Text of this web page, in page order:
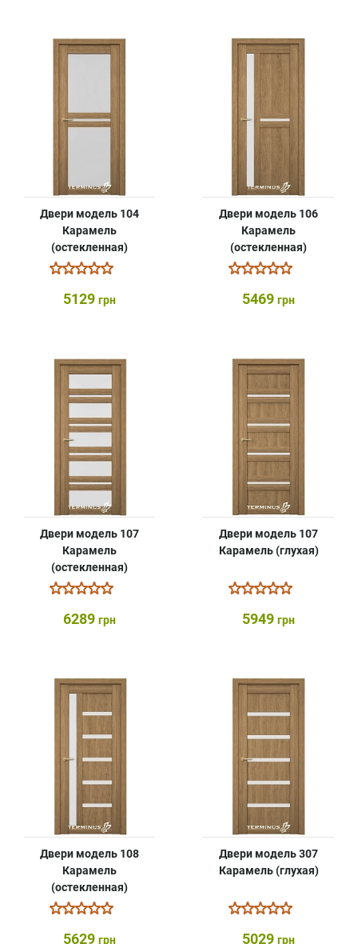
Двери модель 104
Карамель
(остекленная)
5129 грн
Двери модель 106
Карамель
(остекленная)
5469 грн
Двери модель 107
Карамель
(остекленная)
6289 грн
Двери модель 107
Карамель (глухая)
5949 грн
Двери модель 108
Карамель
(остекленная)
5629 грн
Двери модель 307
Карамель (глухая)
5029 грн